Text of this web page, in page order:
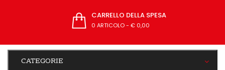
CARRELLO DELLA SPESA
0 ARTICOLO- € 0,00
CATEGORIE